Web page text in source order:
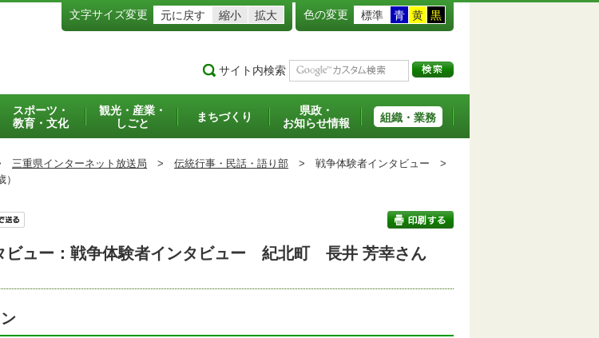
文字サイズ変更 元に戻す 縮小 拡大 色の変更 標準 青 黄 黒
サイト内検索
スポーツ・
教育・文化
観光・産業・
しごと
まちづくり
県政・
お知らせ情報
組織・業務
三重県インターネット放送局 > 伝統行事・民話・語り部 > 戦争体験者インタビュー >
ビュー：戦争体験者インタビュー 紀北町 長井 芳幸さん